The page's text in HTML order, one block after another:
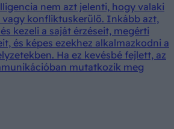
nem azt jelenti, hogy valaki
vagy konfliktuskerülő. Inkább azt,
kezeli a saját érzéseit, megérti
és képes ezekhez alkalmazkodni a
Ha ez kevésbé fejlett, az
mutatkozik meg